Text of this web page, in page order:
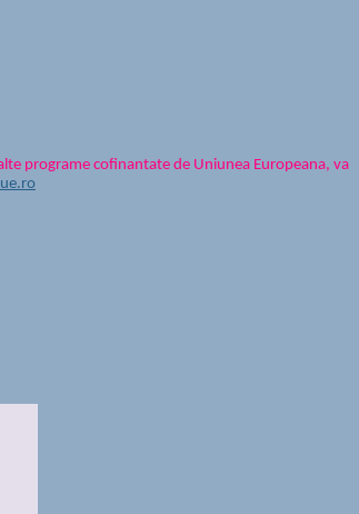
programe cofinantate de Uniunea Europeana, va